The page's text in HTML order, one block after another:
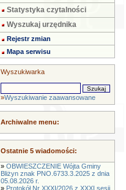
Statystyka czytalności
Wyszukaj urzędnika
Rejestr zmian
Mapa serwisu
Wyszukiwarka
»Wyszukiwanie zaawansowane
Archiwalne menu:
Ostatnie 5 wiadomości:
» OBWIESZCZENIE Wójta Gminy
Bliżyn znak PNO.6733.3.2025 z dnia
05.08.2026 r.
» Protokół Nr XXXI/2026 z XXXI sesji